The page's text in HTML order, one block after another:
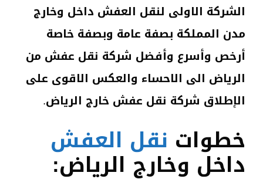
الشركة الاولى لنقل العفش داخل وخارج
مدن المملكة بصفة عامة وبصفة خاصة
أرخص وأسرع وأفضل شركة نقل عفش من
الرياض الى الاحساء والعكس الاقوى على
الإطلاق شركة نقل عفش خارج الرياض.
خطوات نقل العفش
داخل وخارج الرياض: